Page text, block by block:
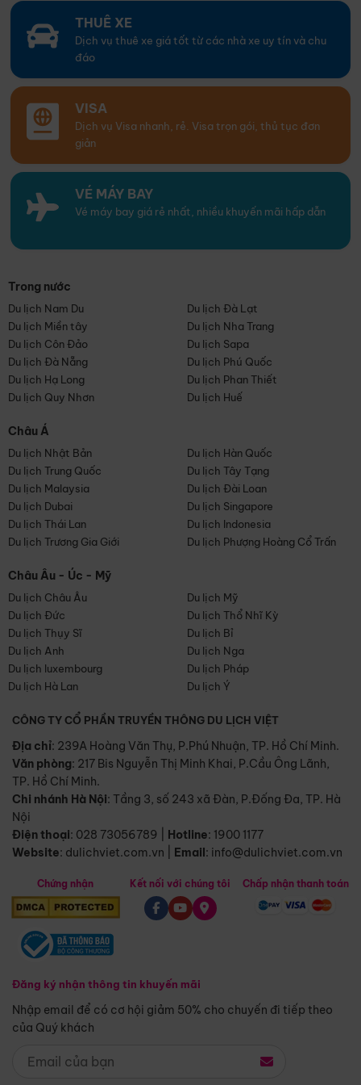
THUÊ XE
Dịch vụ thuê xe giá tốt từ các nhà xe uy tín và chu
đáo
VISA
Dịch vụ Visa nhanh, rẻ. Visa trọn gói, thủ tục đơn
giản
VÉ MÁY BAY
Vé máy bay giá rẻ nhất, nhiều khuyến mãi hấp dẫn
Trong nước
Du lịch Nam Du
Du lịch Đà Lạt
Du lịch Miền tây
Du lịch Nha Trang
Du lịch Côn Đảo
Du lịch Sapa
Du lịch Đà Nẵng
Du lịch Phú Quốc
Du lịch Hạ Long
Du lịch Phan Thiết
Du lịch Quy Nhơn
Du lịch Huế
Châu Á
Du lịch Nhật Bản
Du lịch Hàn Quốc
Du lịch Trung Quốc
Du lịch Tây Tạng
Du lịch Malaysia
Du lịch Đài Loan
Du lịch Dubai
Du lịch Singapore
Du lịch Thái Lan
Du lịch Indonesia
Du lịch Trương Gia Giới
Du lịch Phượng Hoàng Cổ Trấn
Châu Âu - Úc - Mỹ
Du lịch Châu Âu
Du lịch Mỹ
Du lịch Đức
Du lịch Thổ Nhĩ Kỳ
Du lịch Thụy Sĩ
Du lịch Bỉ
Du lịch Anh
Du lịch Nga
Du lịch luxembourg
Du lịch Pháp
Du lịch Hà Lan
Du lịch Ý
CÔNG TY CỔ PHẦN TRUYỀN THÔNG DU LỊCH VIỆT
Địa chỉ: 239A Hoàng Văn Thụ, P.Phú Nhuận, TP. Hồ Chí Minh.
Văn phòng: 217 Bis Nguyễn Thị Minh Khai, P.Cầu Ông Lãnh,
TP. Hồ Chí Minh.
Chi nhánh Hà Nội: Tầng 3, số 243 xã Đàn, P.Đống Đa, TP. Hà
Nội
Điện thoại: 028 73056789 Hotline: 1900 1177
Website: dulichviet.com.vn Email: info@dulichviet.com.vn
Chứng nhận
Đăng ký nhận thông tin khuyến mãi
Nhập email để có cơ hội giảm 50% cho chuyến đi tiếp theo
của Quý khách
Kết nối với chúng tôi Chấp nhận thanh toán